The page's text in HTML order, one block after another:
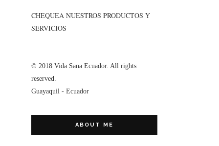
CHEQUEA NUESTROS PRODUCTOS Y
SERVICIOS
© 2018 Vida Sana Ecuador. All rights
reserved.
Guayaquil - Ecuador
ABOUT ME